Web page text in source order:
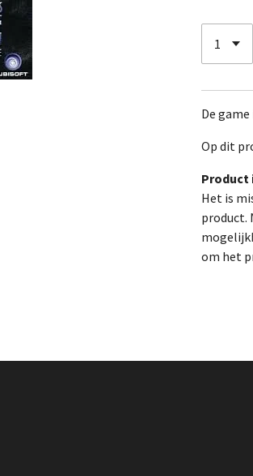
De
Op dit
Product
Het is
product.
om het